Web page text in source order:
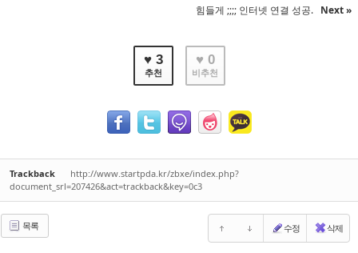
힘들게 ;;;; 인터넷 연결 성공. Next »
♥ 3
추천
♥ 0
비추천
Trackback
http://www.startpda.kr/zbxe/index.php?
document_srl=207426&act=trackback&key=0c3
목록 수정 삭제